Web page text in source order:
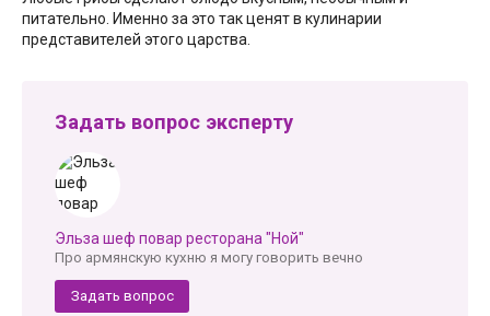
питательно. Именно за это так ценят в кулинарии
представителей этого царства.
Задать вопрос эксперту
Эльза шеф повар ресторана "Ной"
Про армянскую кухню я могу говорить вечно
Задать вопрос